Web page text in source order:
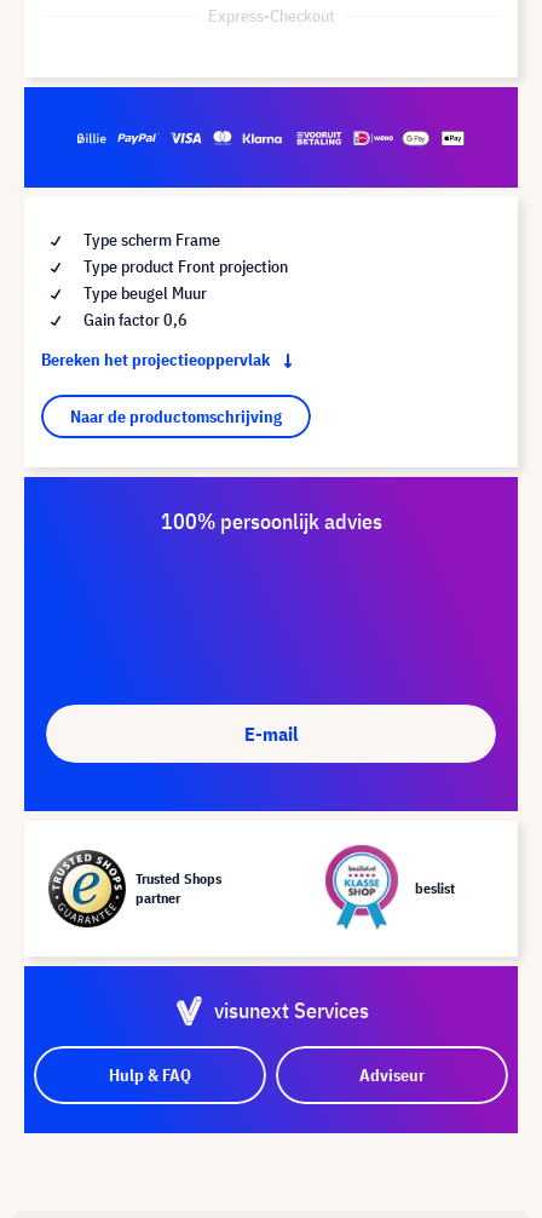
Express-Checkout
Type scherm Frame
Type product Front projection
Type beugel Muur
Gain factor 0,6
Bereken het projectieoppervlak
Naar de productomschrijving
100% persoonlijk advies
E-mail
Trusted Shops
partner
beslist
visunext Services
Hulp & FAQ Adviseur